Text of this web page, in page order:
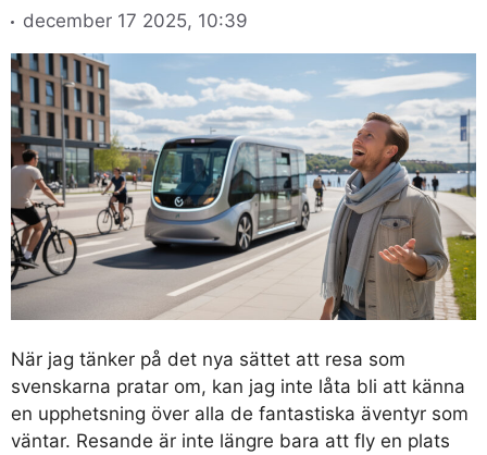
december 17 2025, 10:39
När jag tänker på det nya sättet att resa som
svenskarna pratar om, kan jag inte låta bli att känna
en upphetsning över alla de fantastiska äventyr som
väntar. Resande är inte längre bara att fly en plats